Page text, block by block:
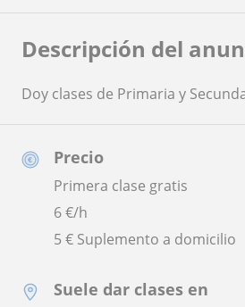
Precio
Primera clase gratis
6€/h
5 € Suplemento a domicilio
Suele dar clases en
Descripción del
Doy clases de Primaria y